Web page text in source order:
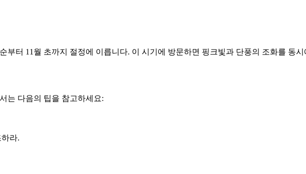
부터 11월 초까지 절정에 이릅니다. 이 시기에 방문하면 핑크빛과 단풍의 조화를 동
는 다음의 팁을 참고하세요:
라.